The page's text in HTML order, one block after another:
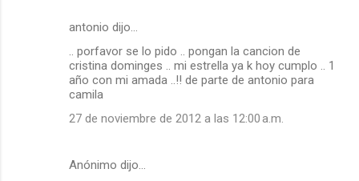
antonio dijo…
.. porfavor se lo pido .. pongan la cancion de
cristina dominges .. mi estrella ya k hoy cumplo .. 1
año con mi amada ..!! de parte de antonio para
camila
27 de noviembre de 2012 a las 12:00 a.m.
Anónimo dijo…